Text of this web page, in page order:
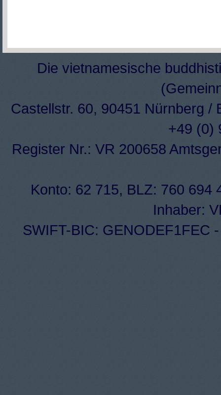
Die vietnamesische
Castellstr. 60, 90451 Nürnberg /
+49 (0)
Register Nr.: VR 200658
Konto: 62 715, BLZ: 760 694
Inhaber:
SWIFT-BIC: GENODEF1FEC